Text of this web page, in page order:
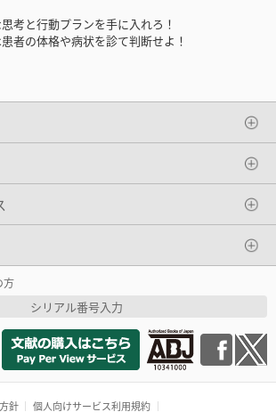
考と行動プランを手に入れろ！
者の体格や病状を診て判断せよ！
方
シリアル番号入力
針
個人向けサービス利用規約